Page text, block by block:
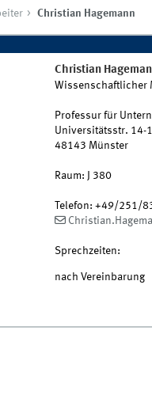
Christian Hagemann
Christian
Wissenschaftlicher
Professur für
Universitätsstr. 14-
48143 Münster
Raum: J 380
Telefon: +49/251/
Sprechzeiten:
nach Vereinbarung